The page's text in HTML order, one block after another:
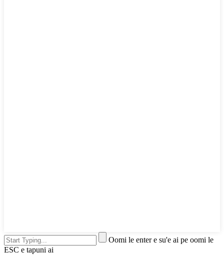
Oomi le enter e su'e ai pe oomi le
ESC e tapuni ai